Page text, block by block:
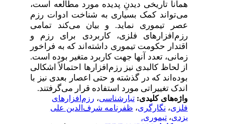
همانا تاریخی دیدنِ ‌پدیده‌ ‌مورد مطالعه است،
می‌تواند کمک ‌بسیاری به شناخت ادوات ‌‌‌رزم
عصر تیموری ‌نماید. و بیان می‌کند
تمامی
رزم‌افزارهای فلزی، کاربردی برای رزم و
اقتدار حکومت تیموری داشته‌اند که به فراخور
زمانی، تعدد آنها جهت کاربرد متغیر بوده است.
از لحاظ کالبدی نیز رزم‌افزارها احتمالاً اشکالی
بوده‌اند که در گذشته و حتی اعصار بعدی نیز با
اندک تغییراتی مورد استفاده قرار می‌گرفتند.
واژه‌های کلیدی:تبارشناسی، رزم‌افزار‌های
نگارگری‌ ،ظفرنامه ‌شرف‌الدین ‌علی
تیموری.